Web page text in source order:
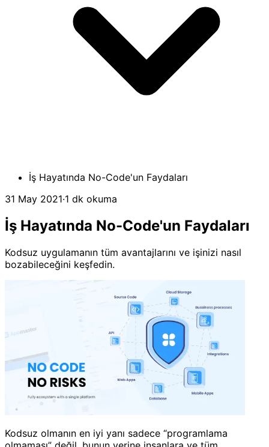
İş Hayatında No-Code'un Faydaları
31 May 2021·1 dk okuma
İş Hayatında No-Code'un Faydaları
Kodsuz uygulamanın tüm avantajlarını ve işinizi nasıl
bozabileceğini keşfedin.
Kodsuz olmanın en iyi yanı sadece “programlama